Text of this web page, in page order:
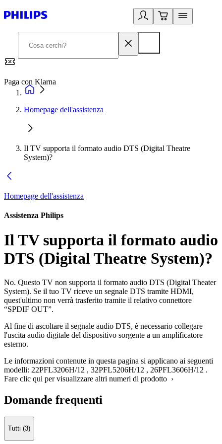
Paga con Klarna
Homepage dell'assistenza
Il TV supporta il formato audio DTS (Digital Theatre
System)?
Homepage dell'assistenza
Assistenza Philips
Il TV supporta il formato audio
DTS (Digital Theatre System)?
No. Questo TV non supporta il formato audio DTS (Digital Theater
System). Se il tuo TV riceve un segnale DTS tramite HDMI,
quest'ultimo non verrà trasferito tramite il relativo connettore
“SPDIF OUT”.
Al fine di ascoltare il segnale audio DTS, è necessario collegare
l'uscita audio digitale del dispositivo sorgente a un amplificatore
esterno.
Le informazioni contenute in questa pagina si applicano ai seguenti
modelli: 22PFL3206H/12 , 32PFL5206H/12 , 26PFL3606H/12 .
Fare clic qui per visualizzare altri numeri di prodotto ›
Domande frequenti
Tutti (3)